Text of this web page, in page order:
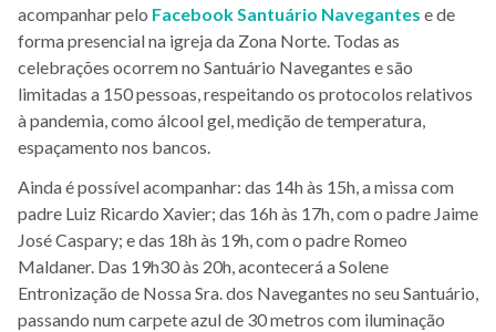
acompanhar pelo Facebook Santuário Navegantes e de
forma presencial na igreja da Zona Norte. Todas as
celebrações ocorrem no Santuário Navegantes e são
limitadas a 150 pessoas, respeitando os protocolos relativos
à pandemia, como álcool gel, medição de temperatura,
espaçamento nos bancos.
Ainda é possível acompanhar: das 14h às 15h, a missacom
padre Luiz Ricardo Xavier; das 16h às 17h, como padre Jaime
José Caspary; e das 18h às 19h, com o padre Romeo
Maldaner. Das 19h30 às 20h, acontecerá aSolene
Entronização de Nossa Sra. dos Navegantes no seu Santuário,
passando num carpete azul de 30 metros com iluminação